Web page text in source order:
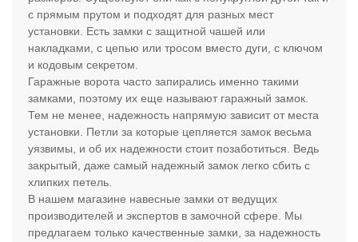
с прямым прутом и подходят для разных мест
установки. Есть замки с защитной чашей или
накладками, с цепью или тросом вместо дуги, с ключом
и кодовым секретом.
Гаражные ворота часто запирались именно такими
замками, поэтому их еще называют гаражный замок.
Тем не менее, надежность напрямую зависит от места
установки. Петли за которые цепляется замок весьма
уязвимы, и об их надежности стоит позаботиться. Ведь
закрытый, даже самый надежный замок легко сбить с
хлипких петель.
В нашем магазине навесные замки от ведущих
производителей и экспертов в замочной сфере. Мы
предлагаем только качественные замки, за надежность